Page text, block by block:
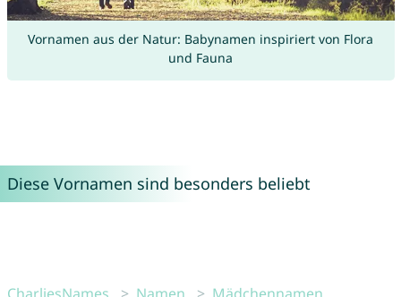
Vornamen aus der Natur: Babynamen inspiriert von Flora
und Fauna
Diese Vornamen sind besonders beliebt